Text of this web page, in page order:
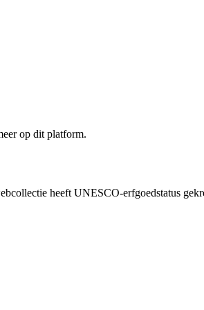
op dit platform.
heeft UNESCO-erfgoedstatus